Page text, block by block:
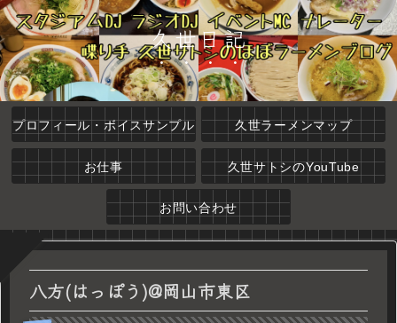
久世日記
プロフィール・ボイスサンプル 久世ラーメンマップ
お仕事 久世サトシのYouTube
お問い合わせ
八方(はっぽう)@岡山市東区